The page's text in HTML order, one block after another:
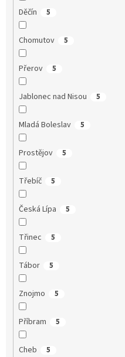
Děčín 5
Chomutov 5
Přerov 5
Jablonec nad Nisou 5
Mladá Boleslav 5
Prostějov 5
Třebíč 5
Česká Lípa 5
Třinec 5
Tábor 5
Znojmo 5
Příbram 5
Cheb 5